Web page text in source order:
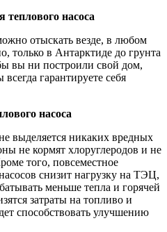
теплового насоса
отыскать везде, в любом
только в Антарктиде до грунта
вы ни построили свой дом,
гарантируете себя
насоса
выделяется никаких вредных
не кормят хлоруглеродов и не
того, повсеместное
снизит нагрузку на ТЭЦ,
меньше тепла и горячей
затраты на топливо и
способствовать улучшению